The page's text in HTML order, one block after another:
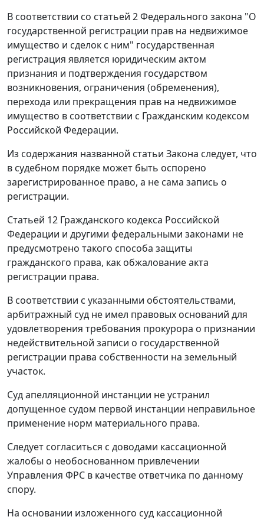
В соответствии со статьей 2Федерального закона "О
государственной регистрации прав на недвижимое
имущество и сделок с ним" государственная
регистрация является юридическим актом
признания и подтверждения государством
возникновения, ограничения (обременения),
перехода или прекращения прав на недвижимое
имущество в соответствии с Гражданским кодексом
Российской Федерации.
Из содержания названной статьи Закона следует, что
в судебном порядке может быть оспорено
зарегистрированное право, а не сама запись о
регистрации.
Статьей 12 Гражданского кодекса Российской
Федерации и другими федеральными законами не
предусмотрено такого способа защиты
гражданского права, как обжалование акта
регистрации права.
В соответствии с указанными обстоятельствами,
арбитражный суд не имел правовых оснований для
удовлетворения требования прокурора о признании
недействительной записи о государственной
регистрации права собственности на земельный
участок.
Суд апелляционной инстанции не устранил
допущенное судом первой инстанции неправильное
применение норм материального права.
Следует согласиться с доводами кассационной
жалобы о необоснованном привлечении
Управления ФРС в качестве ответчика по данному
спору.
На основании изложенного суд кассационной